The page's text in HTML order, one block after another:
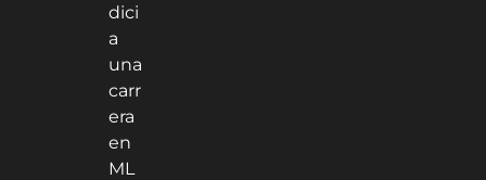
dici
a
una
carr
era
en
ML